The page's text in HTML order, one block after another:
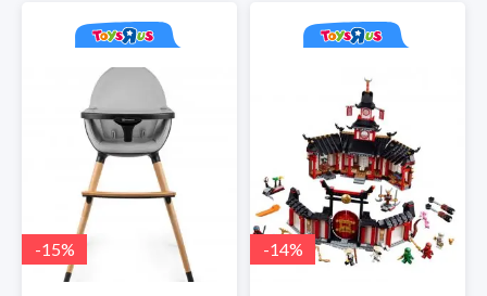
-15% -14%